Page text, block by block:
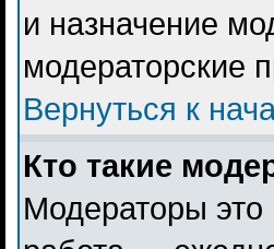
и назначение
модераторские
Вернуться к
Кто такие
Модераторы это